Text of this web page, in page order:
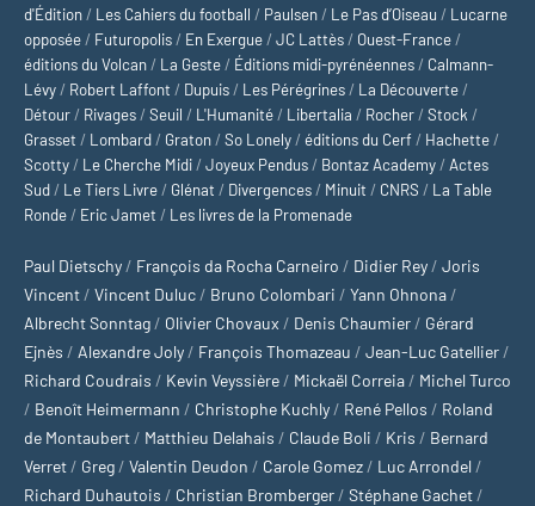
d'Édition / Les Cahiers du football / Paulsen / Le Pas d’Oiseau / Lucarne
opposée / Futuropolis / En Exergue /JC Lattès / Ouest-France /
éditions du Volcan / La Geste / Éditions midi-pyrénéennes / Calmann-
Lévy / Robert Laffont / Dupuis / Les Pérégrines / La Découverte /
Détour / Rivages /Seuil / L'Humanité / Libertalia / Rocher /Stock /
Grasset / Lombard / Graton /So Lonely /éditions du Cerf / Hachette /
Scotty / Le Cherche Midi /Joyeux Pendus / Bontaz Academy / Actes
Sud / Le Tiers Livre / Glénat / Divergences / Minuit / CNRS / La Table
Ronde / Eric Jamet / Les livres de la Promenade
Paul Dietschy / François da Rocha Carneiro / Didier Rey / Joris
Vincent / Vincent Duluc / Bruno Colombari / Yann Ohnona /
Albrecht Sonntag / Olivier Chovaux / Denis Chaumier / Gérard
Ejnès / Alexandre Joly / François Thomazeau / Jean-Luc Gatellier /
Richard Coudrais / Kevin Veyssière / Mickaël Correia / Michel Turco
/ Benoît Heimermann / Christophe Kuchly / René Pellos / Roland
de Montaubert / Matthieu Delahais / Claude Boli / Kris / Bernard
Verret / Greg / Valentin Deudon / Carole Gomez / Luc Arrondel /
Richard Duhautois / Christian Bromberger / Stéphane Gachet /